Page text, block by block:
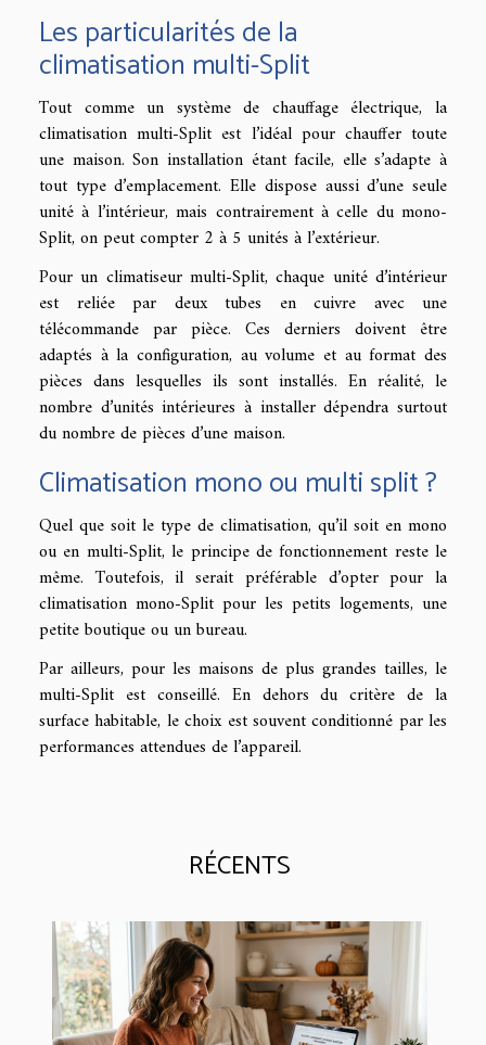
Les particularités de la
climatisation multi-Split
Tout comme un système de chauffage électrique, la
climatisation multi-Split est l’idéal pour chauffer toute
une maison. Son installation étant facile, elle s’adapte à
tout type d’emplacement. Elle dispose aussi d’une seule
unité à l’intérieur, mais contrairement à celle du mono-
Split, on peut compter 2 à 5 unités à l’extérieur.
Pour un climatiseur multi-Split, chaque unité d’intérieur
est reliée par deux tubes en cuivre avec une
télécommande par pièce. Ces derniers doivent être
adaptés à la configuration, au volume et au format des
pièces dans lesquelles ils sont installés. En réalité, le
nombre d’unités intérieures à installer dépendra surtout
du nombre de pièces d’une maison.
Climatisation mono ou multi split ?
Quel que soit le type de climatisation, qu’il soit en mono
ou en multi-Split, le principe de fonctionnement reste le
même. Toutefois, il serait préférable d’opter pour la
climatisation mono-Split pour les petits logements, une
petite boutique ou un bureau.
Par ailleurs, pour les maisons de plus grandes tailles, le
multi-Split est conseillé. En dehors du critère de la
surface habitable, le choix est souvent conditionné par les
performances attendues de l’appareil.
RÉCENTS